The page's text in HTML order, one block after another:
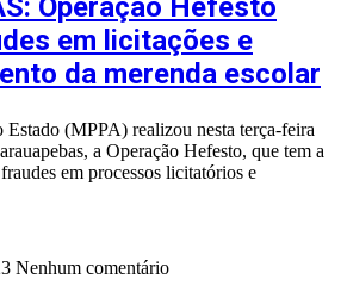
Operação Hefesto
em licitações e
da merenda escolar
(MPPA) realizou nesta terça-feira
a Operação Hefesto, que tem a
em processos licitatórios e
Nenhum comentário